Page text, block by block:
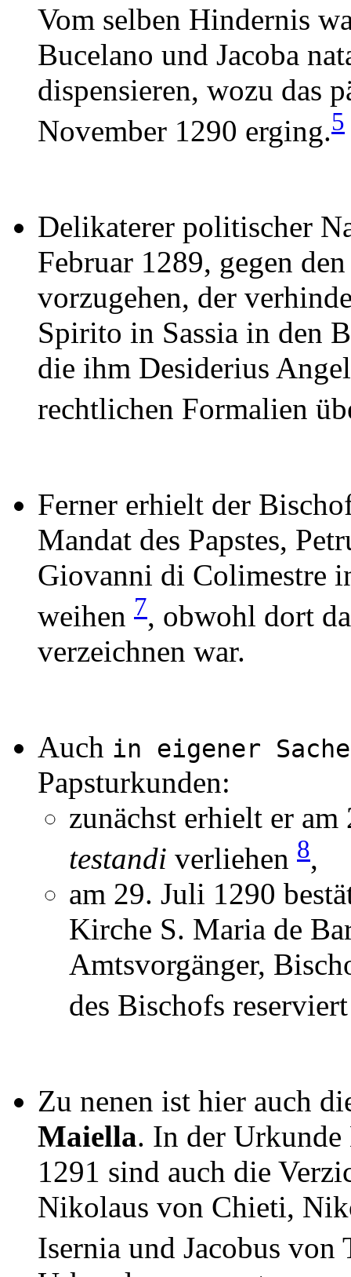
Vom selben Hindernis
Bucelano und Jacoba
dispensieren, wozu das
November 1290 erging.5
Delikaterer politischer
Februar 1289, gegen
vorzugehen, der
Spirito in Sassia in den
die ihm Desiderius
rechtlichen Formalien
Ferner erhielt der
Mandat des Papstes,
Giovanni di Colimestre
weihen 7, obwohl dort
verzeichnen war.
Auch in eigener Sache
Papsturkunden:
zunächst erhielt er
testandi verliehen 8,
am 29. Juli 1290
Kirche S. Maria de
Amtsvorgänger,
des Bischofs
Zu nenen ist hier auch
Maiella. In der
1291 sind auch die
Nikolaus von Chieti,
Isernia und Jacobus